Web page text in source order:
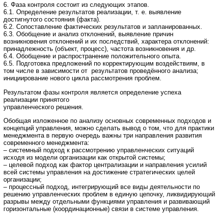
6. Фаза контроля состоит из следующих этапов.
6.1. Определение результатов реализации, т. е. выявление
достигнутого состояния (факта).
6.2. Сопоставление фактических результатов и запланированных.
6.3. Обобщение и анализ отклонений, выявление причин
возникновения отклонений и их последствий, характера отклонений:
принадлежность (объект, процесс), частота возникновения и др.
6.4. Обобщение и распространение положительного опыта.
6.5. Подготовка предложений по корректирующим воздействиям, в
том числе в зависимости от результатов проведённого анализа;
инициирование нового цикла рассмотрения проблем.
Результатом фазы контроля является определение успеха
реализации принятого
управленческого решения.
Обобщая изложенное по анализу основных современных подходов и
концепций управления, можно сделать вывод о том, что для практики
менеджмента в первую очередь важны три направления развития
современного менеджмента:
– системный подход к рассмотрению управленческих ситуаций
исходя из модели организации как открытой системы;
– целевой подход как фактор централизации и направления усилий
всей системы управления на достижение стратегических целей
организации;
– процессный подход, интегрирующий все виды деятельности по
решению управленческих проблем в единую цепочку, ликвидирующий
разрывы между отдельными функциями управления и развивающий
горизонтальные (координационные) связи в системе управления.